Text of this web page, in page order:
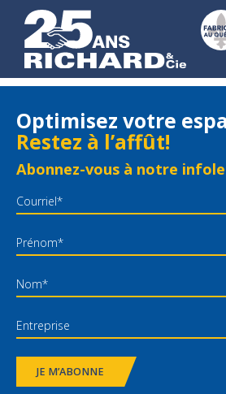
Revenir aux nouvelles
Promotion
– Avril – Juillet 2024
Optimisez votre
Restez à l’affût!
Abonnez-vous à notre
JE M’ABONNE